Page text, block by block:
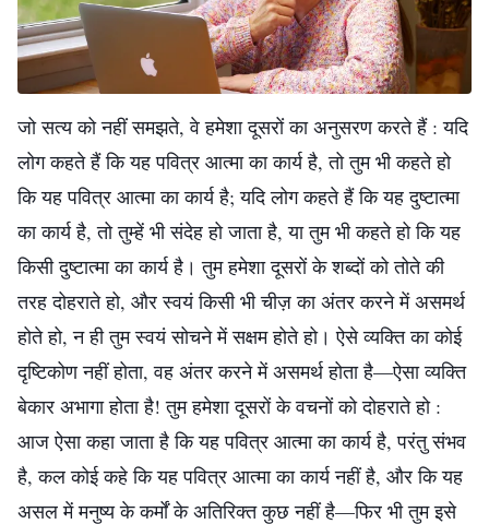
जो सत्य को नहीं समझते, वे हमेशा दूसरों का अनुसरण करते हैं : यदि
लोग कहते हैं कि यह पवित्र आत्मा का कार्य है, तो तुम भी कहते हो
कि यह पवित्र आत्मा का कार्य है; यदि लोग कहते हैं कि यह दुष्टात्मा
का कार्य है, तो तुम्हें भी संदेह हो जाता है, या तुम भी कहते हो कि यह
किसी दुष्टात्मा का कार्य है। तुम हमेशा दूसरों के शब्दों को तोते की
तरह दोहराते हो, और स्वयं किसी भी चीज़ का अंतर करने में असमर्थ
होते हो, न ही तुम स्वयं सोचने में सक्षम होते हो। ऐसे व्यक्ति का कोई
दृष्टिकोण नहीं होता, वह अंतर करने में असमर्थ होता है—ऐसा व्यक्ति
बेकार अभागा होता है! तुम हमेशा दूसरों के वचनों को दोहराते हो :
आज ऐसा कहा जाता है कि यह पवित्र आत्मा का कार्य है, परंतु संभव
है, कल कोई कहे कि यह पवित्र आत्मा का कार्य नहीं है, और कि यह
असल में मनुष्य के कर्मों के अतिरिक्त कुछ नहीं है—फिर भी तुम इसे